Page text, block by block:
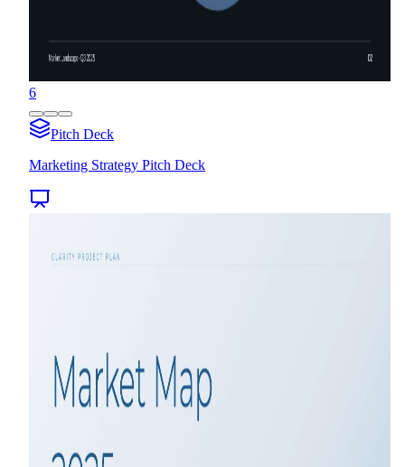
6
Pitch Deck
Marketing Strategy Pitch Deck